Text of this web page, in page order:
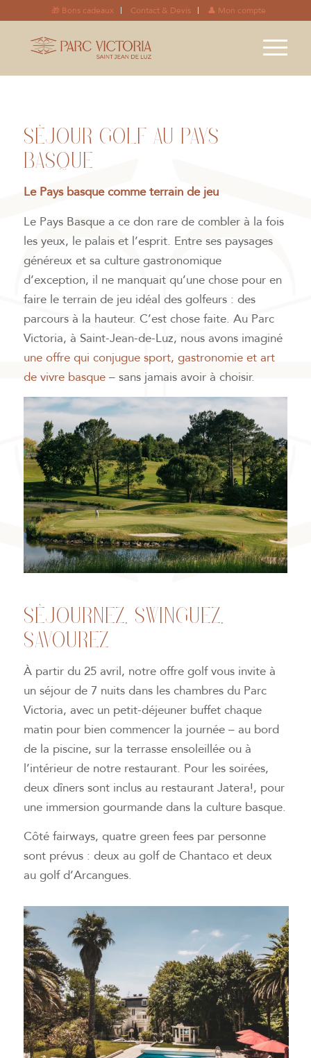
🎁 Bons cadeaux Contact & Devis 👤 Mon compte
SÉJOUR GOLF AU PAYS
BASQUE
Le Pays basque comme terrain de jeu
Le Pays Basque a ce don rare de combler à la fois
les yeux, le palais et l’esprit. Entre ses paysages
généreux et sa culture gastronomique
d’exception, il ne manquait qu’une chose pour en
faire le terrain de jeu idéal des golfeurs : des
parcours à la hauteur. C’est chose faite. Au Parc
Victoria, à Saint-Jean-de-Luz, nous avons imaginé
une offre qui conjugue sport, gastronomie et art
de vivre basque– sans jamais avoir à choisir.
SÉJOURNEZ, SWINGUEZ,
SAVOUREZ
À partir du 25 avril, notre offre golf vous invite à
un séjour de 7 nuits dans les chambres du Parc
Victoria, avec un petit-déjeuner buffet chaque
matin pour bien commencer la journée – au bord
de la piscine, sur la terrasse ensoleillée ou à
l’intérieur de notre restaurant. Pour les soirées,
deux dîners sont inclus au restaurant Jatera!, pour
une immersion gourmande dans la culture basque.
Côté fairways, quatre green fees par personne
sont prévus : deux au golf de Chantaco et deux
au golf d’Arcangues.